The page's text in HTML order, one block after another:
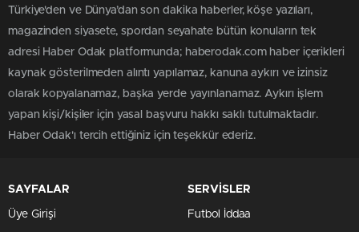
Türkiye'den ve Dünya’dan son dakika haberler, köşe yazıları,
magazinden siyasete, spordan seyahate bütün konuların tek
adresi Haber Odak platformunda; haberodak.com haber içerikleri
kaynak gösterilmeden alıntı yapılamaz, kanuna aykırı ve izinsiz
olarak kopyalanamaz, başka yerde yayınlanamaz. Aykırı işlem
yapan kişi/kişiler için yasal başvuru hakkı saklı tutulmaktadır.
Haber Odak'ı tercih ettiğiniz için teşekkür ederiz.
SAYFALAR
Üye Girişi
SERVİSLER
Futbol İddaa